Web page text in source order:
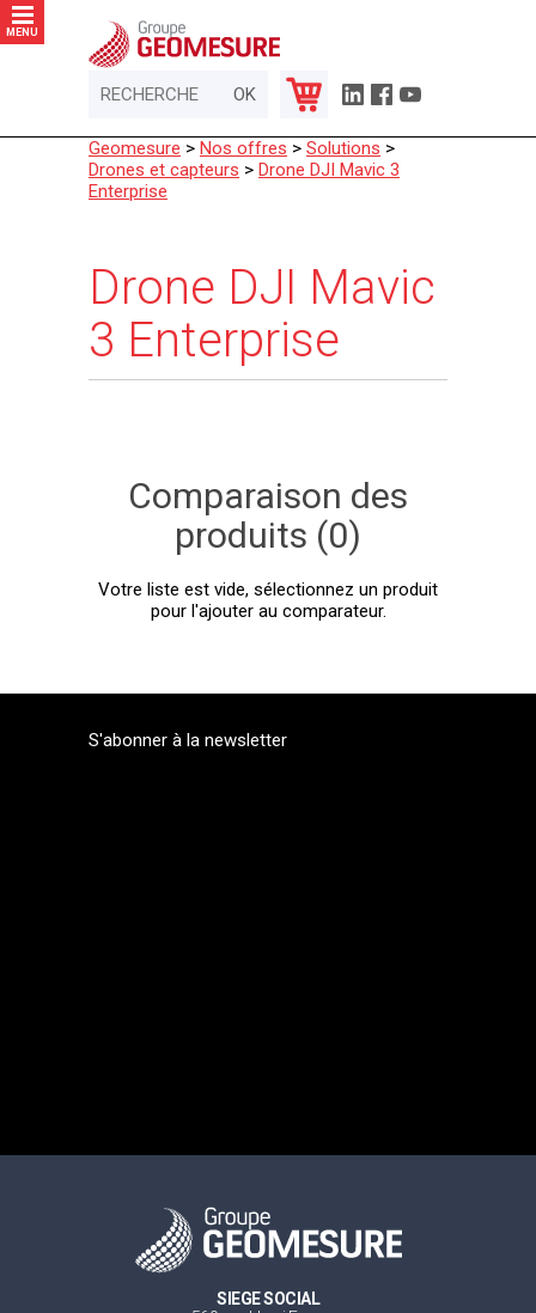
MENU
Geomesure > Nos offres > Solutions >
Drones et capteurs > Drone DJI Mavic 3
Enterprise
Drone DJI Mavic
3 Enterprise
Comparaison des
produits (0)
Votre liste est vide, sélectionnez un produit
pour l'ajouter au comparateur.
S'abonner à la newsletter
SIEGE SOCIAL
Panneau de gestion des cookies